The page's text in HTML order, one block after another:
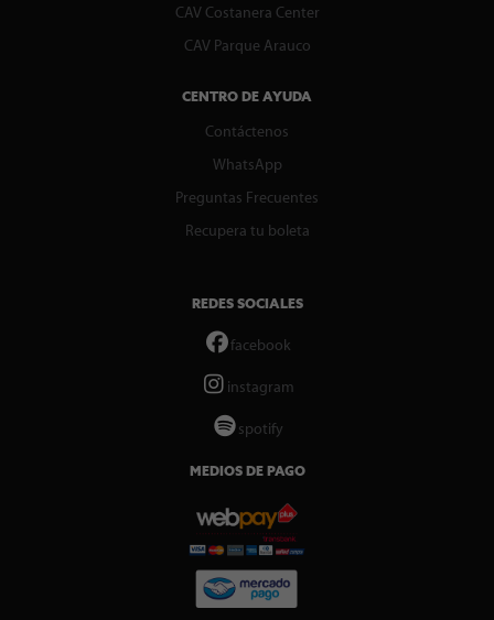
CAV Costanera Center
CAV Parque Arauco
CENTRO DE AYUDA
Contáctenos
WhatsApp
Preguntas Frecuentes
Recupera tu boleta
REDES SOCIALES
facebook
instagram
spotify
MEDIOS DE PAGO